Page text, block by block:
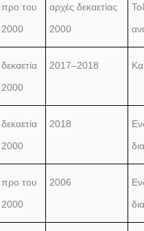
προ του
2000
αρχές δεκαετίας
2000
δεκαετία
2000
2017–2018
δεκαετία
2000
2018
προ του
2000
2006